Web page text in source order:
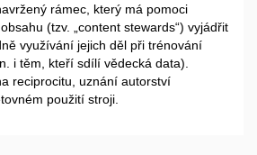
rámec, který má pomoci
(tzv. „content stewards“) vyjádřit
využívání jejich děl při trénování
i těm, kteří sdílí vědecká data).
reciprocitu, uznání autorství
použití stroji.